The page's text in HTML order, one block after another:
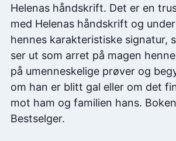
Helenas håndskrift. Det er en
med Helenas håndskrift og
hennes karakteristiske signatur,
ser ut som arret på magen
på umenneskelige prøver og
om han er blitt gal eller om det
mot ham og familien hans.
Bestselger.